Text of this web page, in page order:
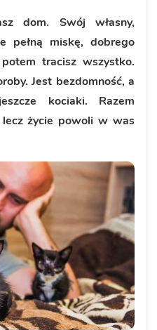
dom. Swój własny,
pełną miskę, dobrego
tracisz wszystko.
Jest bezdomność, a
kociaki. Razem
życie powoli w was